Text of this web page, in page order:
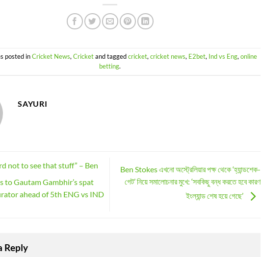
posted inCricket News, Cricketand taggedcricket, cricket news, E2bet, Ind vs Eng, online
betting.
SAYURI
not to see that stuff” – Ben
to Gautam Gambhir’s spat
ahead of 5th ENG vs IND
Ben Stokes এখনো অস্ট্রেলিয়ার পক্ষ থেকে ‘হ্যান্ডশেক-
গেট’ নিয়ে সমালোচনার মুখে: ‘সবকিছু বন্ধ করতে হবে কারণ
ইংল্যান্ড শেষ হয়ে গেছে’
Reply